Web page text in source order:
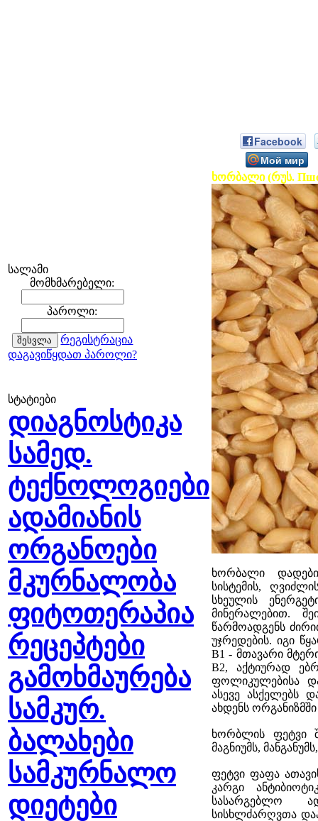
სალამი
მომხმარებელი:
პაროლი:
რეგისტრაცია
დაგავიწყდათ პაროლი?
სტატიები
დიაგნოსტიკა
სამედ.
ტექნოლოგიები
ადამიანის
ორგანოები
მკურნალობა
ფიტოთერაპია
რეცეპტები
გამოხმაურება
სამკურ.
ბალახები
სამკურნალო
დიეტები
Facebook
Мой мир
ხორბალი (რუს.
ხორბალი
სისტემის,
სხეულის
მინერალებით.
წარმოადგენს
უჯრედების. იგი
B1 - მთავარი
B2, აქტიურად
ფოლიკულებისა და
ასევე ასქელებს
ახდენს
ხორბლის ფეტვი
მაგნიუმს,
ფეტვი ფაფა
კარგი
სასარგებლო
სისხლძარღვთა